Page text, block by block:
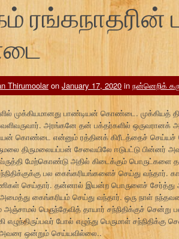
ரங்கநாதரின்
Thirumoolaron January 17, 2020 in நன்னெறிக்
முக்கியமானது பாண்டியன் கொண்டை. முக்கியத்
அரங்கனே தன் பக்தர்களில் ஒருவரானக்
கொண்டை என்னும் ரத்தினக் கிரீடத்தைச் செய்யச்
திருமலையப்பன் சேவையிலே ஈடுபட்டு பின்னர்
மேற்கொண்டு அதில் கிடைக்கும்
பல கைங்கரியங்களைச் செய்து வந்தார்.
செய்தார். தன்னால் இயன்ற பொருளைச்
கைங்கரியம் செய்து வந்தார். ஒரு நாள்
அஞ்சாமல் பெருந்தேவித் தாயார் சந்நிதிக்குச்
எழுந்திருப்பவர் போல் எழுந்து பெருமாள்
அவரை ஒன்றும் செய்யவில்லை..